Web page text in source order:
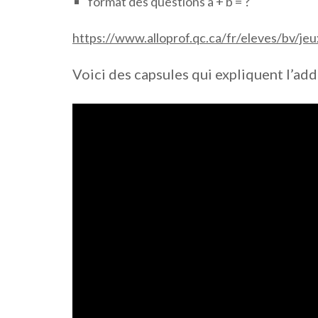
https://www.alloprof.qc.ca/fr/eleves/bv/
Voici des capsules qui expliquent